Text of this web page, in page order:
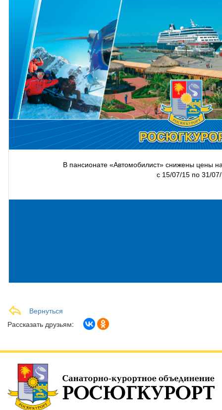
В пансионате «Автомобилист» снижены цены
с 15/07/15 по 31/
Вернуться
Рассказать друзьям: